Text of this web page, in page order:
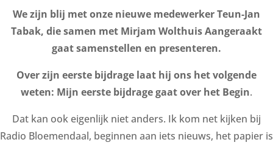
We zijn blij met onze nieuwe medewerker Teun-Jan
Tabak, die samen met Mirjam Wolthuis Aangeraakt
gaat samenstellen en presenteren.
Over zijn eerste bijdrage laat hij ons het volgende
weten: Mijn eerste bijdrage gaat over het Begin.
Dat kan ook eigenlijk niet anders. Ik kom net kijken bij
Radio Bloemendaal, beginnen aan iets nieuws, het papier is